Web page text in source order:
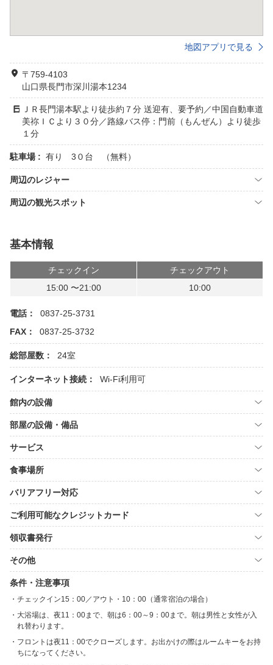
地図アプリで見る
〒759-4103
山口県長門市深川湯本1234
ＪＲ長門湯本駅より徒歩約７分 送迎有、要予約／中国自動車道
美祢ＩＣより３０分／路線バス停：門前（もんぜん）より徒歩
１分
駐車場 : 有り 3０台 （無料）
周辺のレジャー
周辺の観光スポット
基本情報
チェックイン
チェックアウト
15:00 〜21:00
10:00
電話：
0837-25-3731
FAX：
0837-25-3732
総部屋数： 24室
インターネット接続： Wi-Fi利用可
館内の設備
部屋の設備・備品
サービス
食事場所
バリアフリー対応
ご利用可能なクレジットカード
領収書発行
その他
条件・注意事項
チェックイン15：00／アウト・10：00（通常宿泊の場合）
大浴場は、夜11：00まで、朝は6：00～9：00まで。朝は男性と女性が入
れ替わります。
フロントは夜11：00でクローズします。お出かけの際はルームキーをお持
ちになってください。